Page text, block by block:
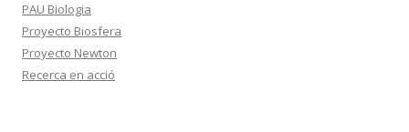
PAU Biologia
Proyecto Biosfera
Proyecto Newton
Recerca en acció